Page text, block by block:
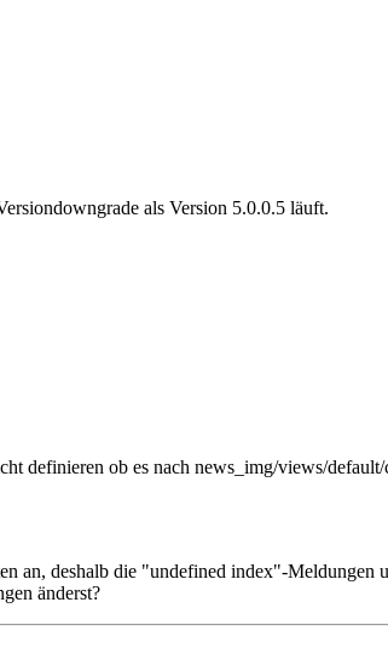
als Version 5.0.0.5 läuft.
definieren ob es nach news_img/views/
an, deshalb die "undefined index"-Meldungen
änderst?